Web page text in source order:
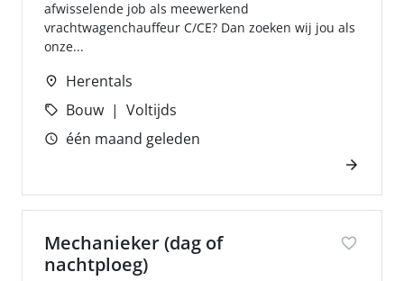
afwisselende job als meewerkend
vrachtwagenchauffeur C/CE? Dan zoeken wij jou als
onze...
Herentals
Bouw
Voltijds
één maand geleden
Mechanieker (dag of
nachtploeg)